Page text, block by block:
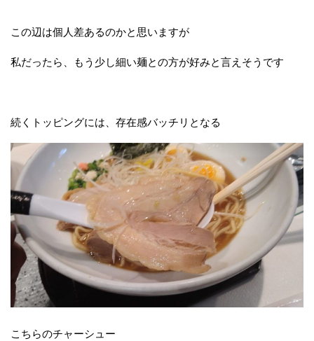
この辺は個人差あるのかと思いますが
私だったら、もう少し細い麺との方が好みと言えそうです
続くトッピングには、存在感バッチリとなる
こちらのチャーシュー